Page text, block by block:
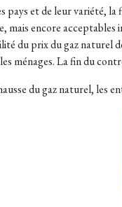
pays et de leur variété,
mais encore acceptables
du prix du gaz
ménages. La fin du
du gaz naturel, les